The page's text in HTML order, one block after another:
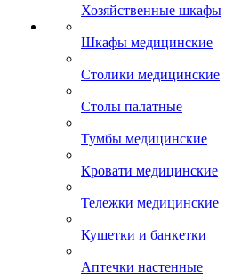
Хозяйственные шкафы
Шкафы медицинские
Столики медицинские
Столы палатные
Тумбы медицинские
Кровати медицинские
Тележки медицинские
Кушетки и банкетки
Аптечки настенные